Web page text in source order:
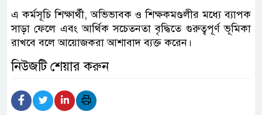
এ কর্মসূচি শিক্ষার্থী, অভিভাবক ও শিক্ষকমণ্ডলীর মধ্যে ব্যাপক
সাড়া ফেলে এবং আর্থিক সচেতনতা বৃদ্ধিতে গুরুত্বপূর্ণ ভূমিকা
রাখবে বলে আয়োজকরা আশাবাদ ব্যক্ত করেন।
নিউজটি শেয়ার করুন